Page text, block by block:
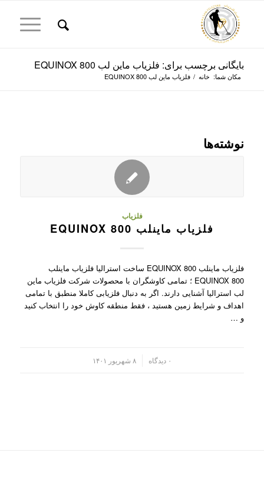
بایگانی برچسب برای: فلزیاب ماین لب EQUINOX 800
مکان شما: خانه / فلزیاب ماین لب EQUINOX 800
نوشته‌ها
فلزیاب
فلزیاب ماینلب EQUINOX 800
فلزیاب ماینلب EQUINOX 800 ساخت استرالیا فلزیاب ماینلب
EQUINOX 800 ؛ تمامی کاوشگران با محصولات شرکت فلزیاب ماین
لب استرالیا آشنایی دارند. اگر به دنبال فلزیابی کاملا منطبق با تمامی
اهداف و شرایط زمین هستید ، فقط منطقه کاوش خود را انتخاب کنید
و …
۰ دیدگاه ۸ شهریور ۱۴۰۱